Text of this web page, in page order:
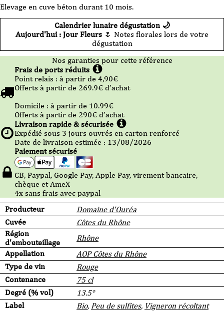
Elevage en cuve béton durant 10 mois.
Calendrier lunaire dégustation 🌙
Aujourd'hui : Jour Fleurs 🌷 Notes florales lors de votre
dégustation
Producteur
Domaine d'Ouréa
Cuvée
Côtes du Rhône
Région
d'embouteillage
Rhône
Appellation
AOP Côtes du Rhône
Type de vin
Rouge
Contenance
75 cl
Degré (% vol)
13.5°
Label
Bio, Peu de sulfites, Vigneron récoltant
Nos garanties pour cette référence
Frais de ports réduits
Point relais : à partir de 4,90€
Offerts à partir de 269.9€ d’achat
Domicile : à partir de 10.99€
Offerts à partir de 290€ d’achat
Livraison rapide & sécurisée
Expédié sous 3 jours ouvrés en carton renforcé
Date de livraison estimée : 13/08/2026
Paiement sécurisé
CB, Paypal, Google Pay, Apple Pay, virement bancaire,
chèque et AmeX
4x sans frais avec paypal